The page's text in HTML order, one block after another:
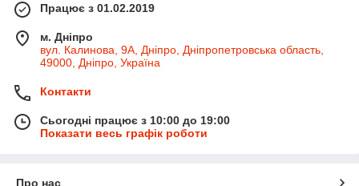
Працює з 01.02.2019
м. Дніпро
вул. Калинова, 9А, Дніпро, Дніпропетровська область,
49000, Дніпро, Україна
Контакти
Сьогодні працює з 10:00 до 19:00
Показати весь графік роботи
Про нас